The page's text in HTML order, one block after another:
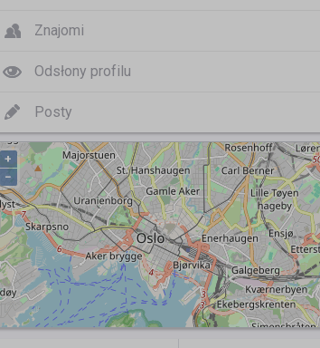
Znajomi
Odsłony profilu
Posty
+
−